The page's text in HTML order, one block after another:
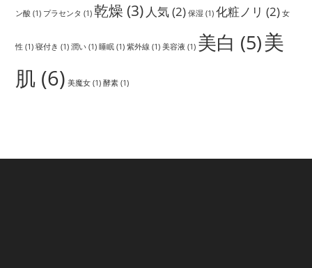
ン酸 (1) プラセンタ (1) 乾燥 (3) 人気(2) 保湿 (1) 化粧ノリ (2) 女
性 (1) 寝付き (1) 潤い (1) 睡眠 (1) 紫外線 (1) 美容液 (1) 美白 (5)美
肌 (6) 美魔女 (1) 酵素 (1)